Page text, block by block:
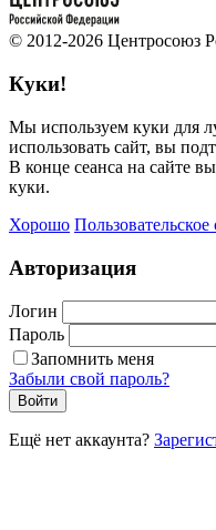
© 2012-2026 Центросоюз
Куки!
Мы используем куки для
использовать сайт, вы
В конце сеанса на сайте
куки.
Хорошо
Авторизация
Логин
Пароль
Запомнить меня
Забыли свой пароль?
Войти
Ещё нет аккаунта?